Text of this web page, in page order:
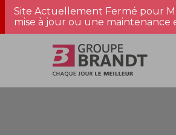
Site Actuellement Fermé pour
mise à jour ou une maintenance